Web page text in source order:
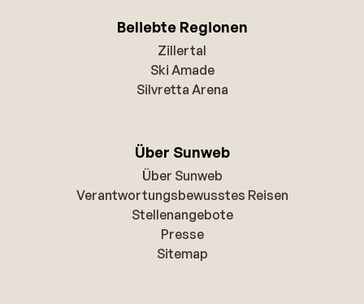
Beliebte Regionen
Zillertal
Ski Amade
Silvretta Arena
Über Sunweb
Über Sunweb
Verantwortungsbewusstes Reisen
Stellenangebote
Presse
Sitemap